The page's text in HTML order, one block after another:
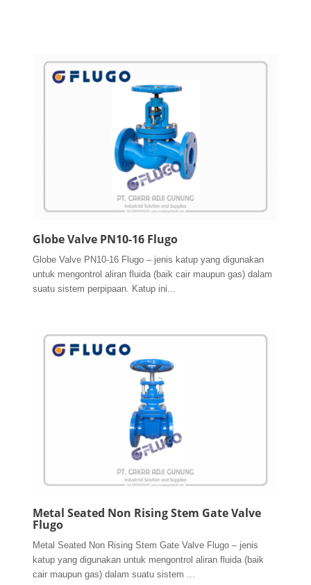
Globe Valve PN10-16 Flugo
Globe Valve PN10-16 Flugo – jenis katup yang digunakan
untuk mengontrol aliran fluida (baik cair maupun gas) dalam
suatu sistem perpipaan. Katup ini...
Metal Seated Non Rising Stem Gate Valve
Flugo
Metal Seated Non Rising Stem Gate Valve Flugo – jenis
katup yang digunakan untuk mengontrol aliran fluida (baik
cair maupun gas) dalam suatu sistem ...